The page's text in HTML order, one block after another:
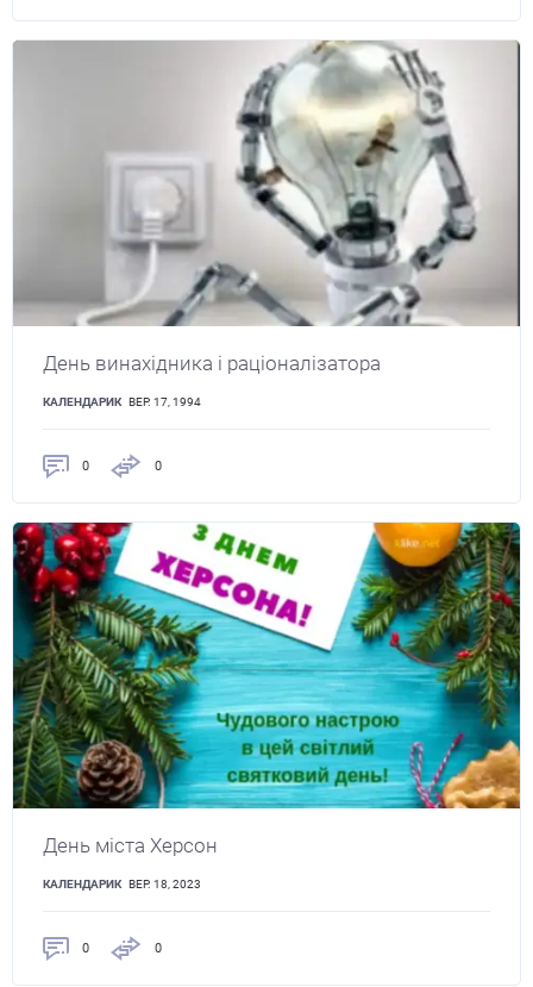
День винахідника і раціоналізатора
КАЛЕНДАРИК ВЕР. 17, 1994
0 0
День міста Херсон
КАЛЕНДАРИК ВЕР. 18, 2023
0 0